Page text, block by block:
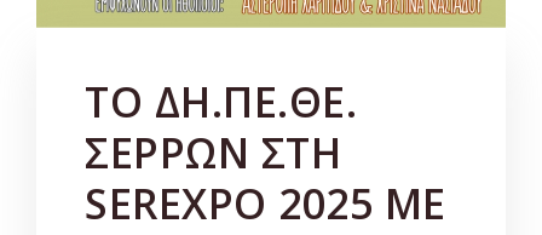
TO ΔΗ.ΠΕ.ΘΕ.
ΣΕΡΡΩΝ ΣΤΗ
SEREXPO 2025 ME